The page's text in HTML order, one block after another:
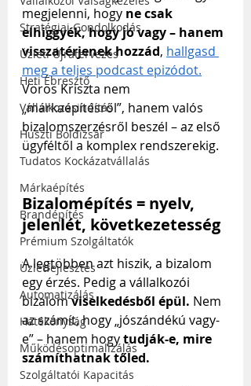
Stratégiai Gondolkodás
Üzleti Újratervezés
Heti Ébresztő
Vállalkozásindítás
Huszti Boldizsár
Tudatos Kockázatvállalás
Márkaépítés
Brandépítés
Prémium Szolgáltatók
Üzletfejlesztés
Automatizálás
Hatékonyság
Működésoptimalizálás
Szolgáltatói Kapacitás
megjelenni, hogy ne csak
elhiggyék, hogy jó vagy – hanem
visszatérjenek hozzád, hallgasd
meg a teljes podcast epizódot.
Vörös Kriszta nem
„márkaépítésről”, hanem valós
bizalomszerzésről beszél – az első
ügyféltől a komplex rendszerekig.
Bizalomépítés = nyelv,
jelenlét, következetesség
A legtöbben azt hiszik, a bizalom
egy érzés. Pedig a vállalkozói
bizalom viselkedésből épül. Nem
az számít, hogy „jószándékú vagy-
e” – hanem hogy tudják-e, mire
számíthatnak tőled.